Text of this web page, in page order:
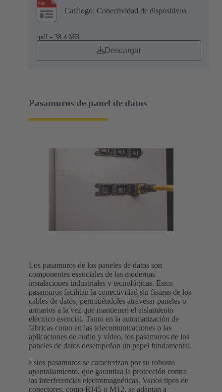
Catálogo: Conectividad de dispositivos
.pdf - 38.4 MB
Descargar
Pasamuros de panel de datos
Los pasamuros de los paneles de datos son
componentes esenciales de las modernas
instalaciones industriales y tecnológicas. Estos
pasamuros facilitan la conectividad sin fisuras de los
cables de datos, permitiéndoles atravesar paneles o
armarios a la vez que mantienen el aislamiento
eléctrico esencial. Tanto en la automatización de
fábricas como en las telecomunicaciones o las
aplicaciones de audio y vídeo, los pasamuros de los
paneles de datos desempeñan un papel fundamental.
Estos pasamuros se caracterizan por su robusto
apantallamiento, que garantiza la protección contra
las interferencias electromagnéticas. Varios tipos de
conectores, como RJ45 o M12, se adaptan a